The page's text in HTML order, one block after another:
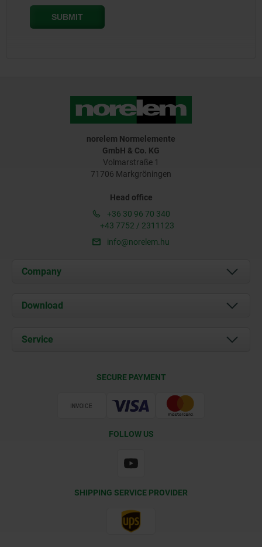
norelem Normelemente
GmbH & Co. KG
Volmarstraße 1
71706 Markgröningen
Head office
+36 30 96 70 340
+43 7752 / 2311123
info@norelem.hu
Company
About us
Contact
Download
Documents
Service
SECURE PAYMENT
FOLLOW US
SHIPPING SERVICE PROVIDER